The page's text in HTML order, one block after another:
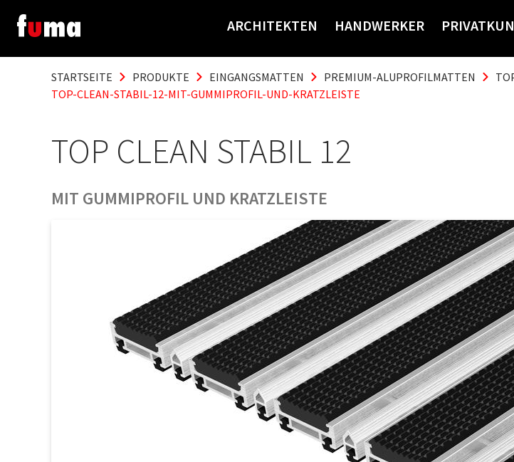
ARCHITEKTEN HANDWERKER
STARTSEITE PRODUKTE EINGANGSMATTEN PREMIUM-ALUPROFILMATTEN
TOP-CLEAN-STABIL-12-MIT-GUMMIPROFIL-UND-KRATZLEISTE
TOP CLEAN STABIL 12
MIT GUMMIPROFIL UND KRATZLEISTE